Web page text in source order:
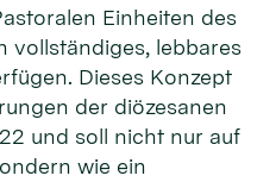
Einheiten des
vollständiges, lebbares
Dieses Konzept
der diözesanen
und soll nicht nur auf
wie ein